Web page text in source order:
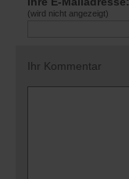
(wird nicht angezeigt)
Ihr Kommentar